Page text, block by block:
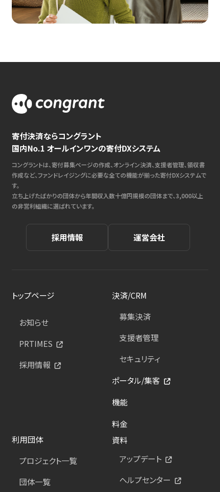
寄付決済ならコングラント
国内No.1 オールインワンの寄付DXシステム
コングラントは、寄付募集ページの作成、オンライン決済、支援者管理、領収書
作成など、ファンドレイジングに必要な全ての機能が揃った寄付DXシステムで
す。
立ち上げたばかりの団体から年間収入数十億円規模の団体まで、3,000以上
の非営利組織に選ばれています。
採用情報 運営会社
トップページ
お知らせ
PRTIMES
採用情報
決済/CRM
募集決済
支援者管理
セキュリティ
ポータル/集客
機能
料金
利用団体
プロジェクト一覧
団体一覧
資料
アップデート
ヘルプセンター